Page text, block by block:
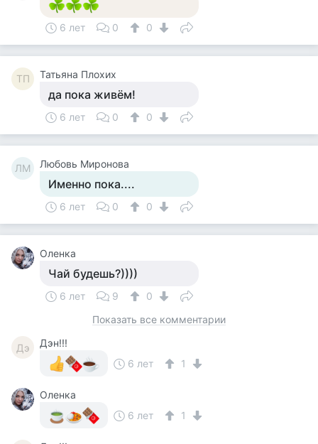
6 лет 0 0
ТП Татьяна Плохих
да пока живём!
6 лет 0 0
ЛМ Любовь Миронова
Именно пока....
6 лет 0 0
Оленка
Чай будешь?))))
6 лет 9
0
Показать все комментарии
Дэ
Дэн!!!
6 лет
1
Оленка
6 лет
1